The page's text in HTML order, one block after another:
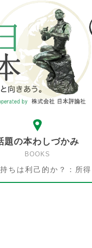
題の本わしづかみ
BOOKS
ちは利己的か？：所